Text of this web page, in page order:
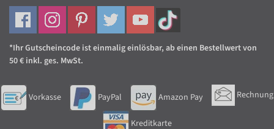
*Ihr Gutscheincode ist einmalig einlösbar, ab einen Bestellwert von
50 € inkl. ges. MwSt.
Vorkasse PayPal Amazon Pay Rechnung
Kreditkarte